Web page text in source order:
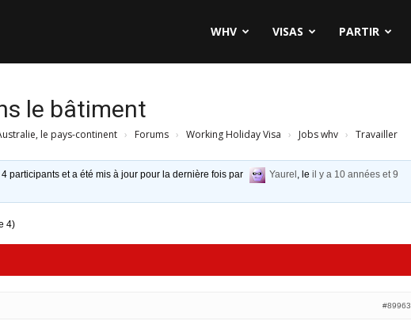
WHV VISAS PARTIR
le bâtiment
le pays-continent › Forums › Working Holiday Visa › Jobs whv › Travailler
participants et a été mis à jour pour la dernière fois par Yaurel , leil y a 10 années et 9
4)
#89963